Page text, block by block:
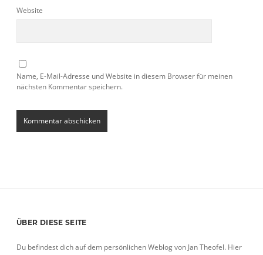
Website
Name, E-Mail-Adresse und Website in diesem Browser für meinen
nächsten Kommentar speichern.
Sidebar
ÜBER DIESE SEITE
Du befindest dich auf dem persönlichen Weblog von Jan Theofel. Hier